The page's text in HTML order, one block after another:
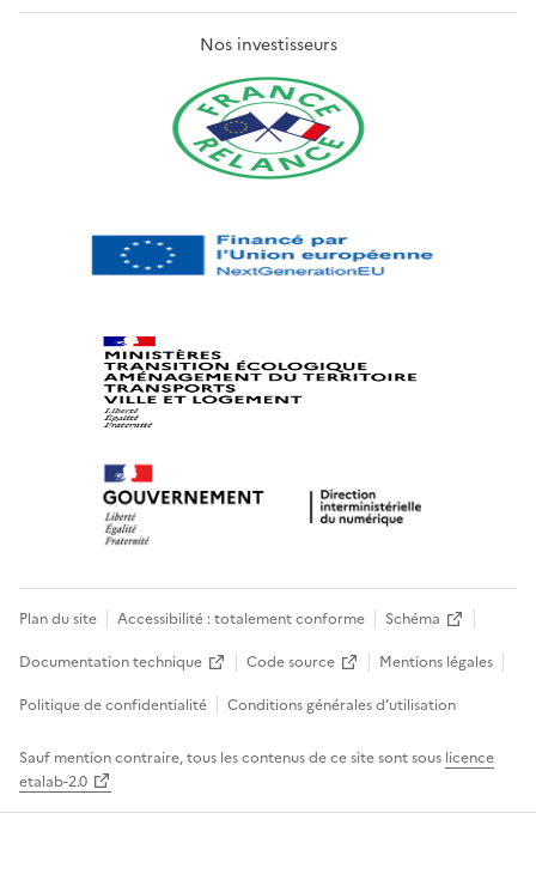
Nos investisseurs
Plan du site Accessibilité : totalement conforme
Schéma
Documentation technique
Code source
Mentions légales
Politique de confidentialité
Conditions générales d’utilisation
Sauf mention contraire, tous les contenus de ce site sont sous licence
etalab-2.0